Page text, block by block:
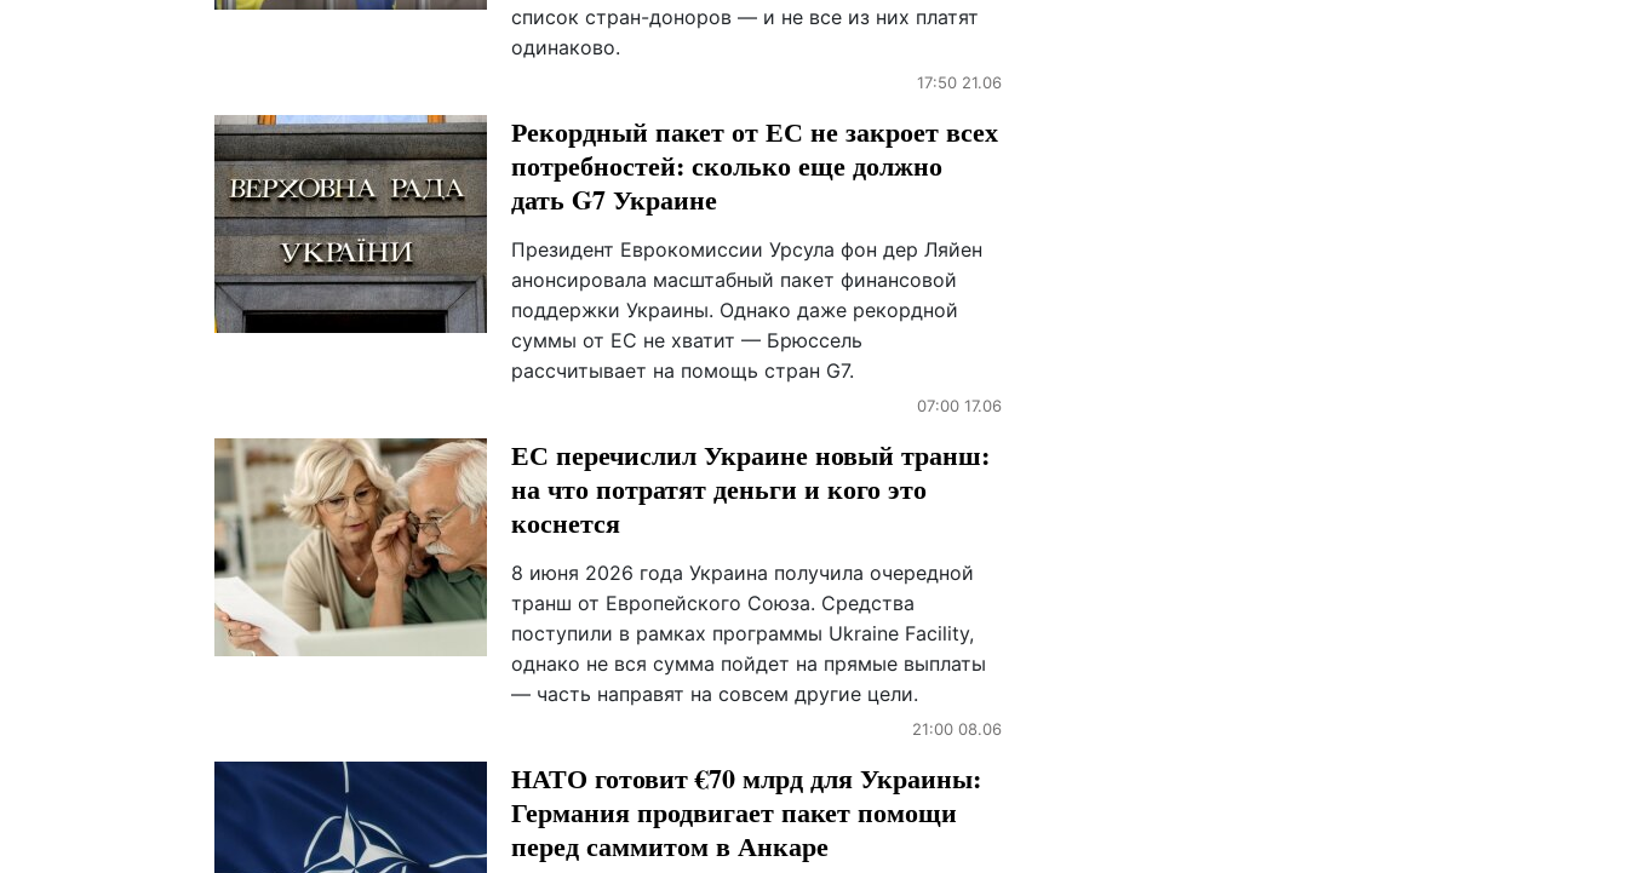
список стран-доноров — и не все из них платят
одинаково.
17:50 21.06
Рекордный пакет от ЕС не закроет всех
потребностей: сколько еще должно
дать G7 Украине
Президент Еврокомиссии Урсула фон дер Ляйен
анонсировала масштабный пакет финансовой
поддержки Украины. Однако даже рекордной
суммы от ЕС не хватит — Брюссель
рассчитывает на помощь стран G7.
07:00 17.06
ЕС перечислил Украине новый транш:
на что потратят деньги и кого это
коснется
8 июня 2026 года Украина получила очередной
транш от Европейского Союза. Средства
поступили в рамках программы Ukraine Facility,
однако не вся сумма пойдет на прямые выплаты
— часть направят на совсем другие цели.
21:00 08.06
НАТО готовит €70 млрд для Украины:
Германия продвигает пакет помощи
перед саммитом в Анкаре